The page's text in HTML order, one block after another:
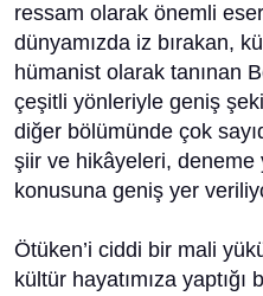
ressam olarak önemli
dünyamızda iz bırakan,
hümanist olarak tanınan
çeşitli yönleriyle geniş
diğer bölümünde çok
şiir ve hikâyeleri, deneme
konusuna geniş yer
Ötüken’i ciddi bir mali
kültür hayatımıza